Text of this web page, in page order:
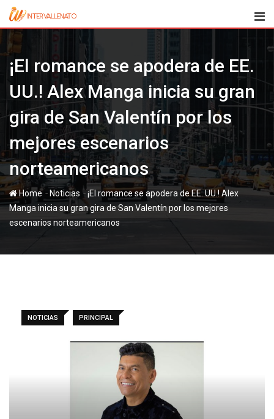
Skip
content
¡El romance se apodera de EE.
UU.! Alex Manga inicia su gran
gira de San Valentín por los
mejores escenarios
norteamericanos
Home- Noticias -¡El romance se apodera de EE. UU.! Alex
Manga inicia su gran gira de San Valentín por los mejores
escenarios norteamericanos
NOTICIAS PRINCIPAL